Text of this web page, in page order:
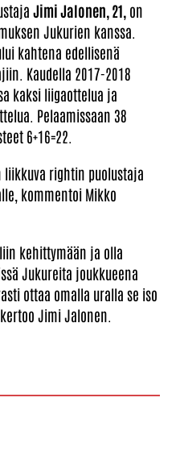
Jimi Jalonen, 21, on
Jukurien kanssa.
kahtena edellisenä
Kaudella 2017-2018
kaksi liigaottelua ja
Pelaamissaan 38
6+16=22.
rightin puolustaja
kommentoi Mikko
kehittymään ja olla
Jukureita joukkueena
ottaa omalla uralla se iso
Jimi Jalonen.